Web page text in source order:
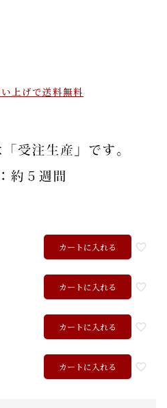
上げで送料無料
カートに入れる
カートに入れる
カートに入れる
カートに入れる